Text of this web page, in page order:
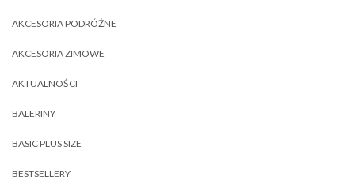
AKCESORIA PODRÓŻNE
AKCESORIA ZIMOWE
AKTUALNOŚCI
BALERINY
BASIC PLUS SIZE
BESTSELLERY